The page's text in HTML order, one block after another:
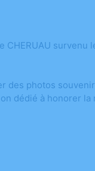
survenu
des photos
dédié à honorer la